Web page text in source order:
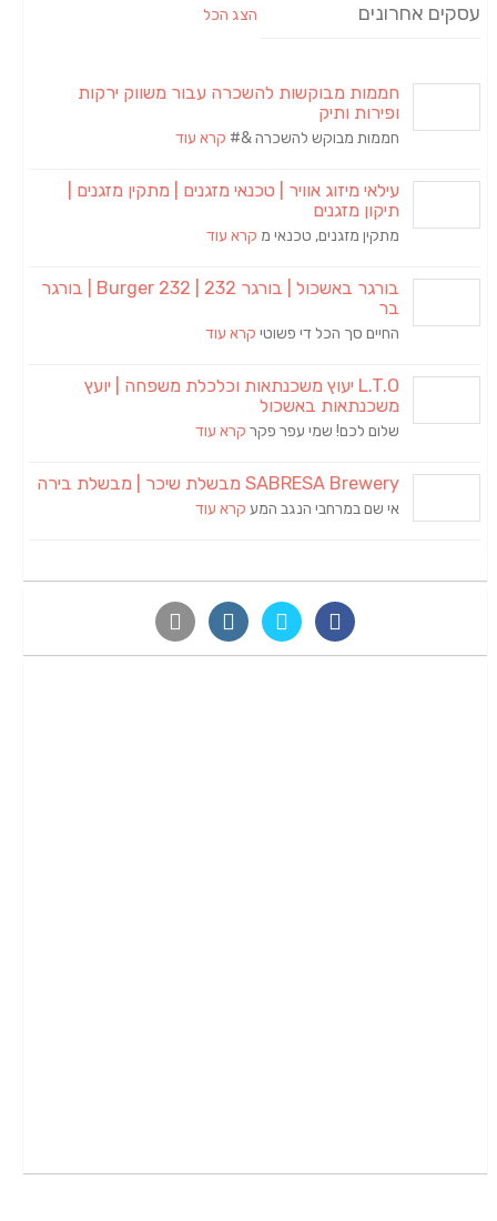
עסקים אחרונים הצג הכל
חממות מבוקשות להשכרה עבור משווק ירקות
ופירות ותיק
חממות מבוקש להשכרה &# קרא עוד
עילאי מיזוג אוויר | טכנאי מזגנים | מתקין מזגנים |
תיקון מזגנים
מתקין מזגנים, טכנאי מ קרא עוד
בורגר באשכול | בורגר 232 | Burger 232 | בורגר
בר
החיים סך הכל די פשוטי קרא עוד
L.T.O יעוץ משכנתאות וכלכלת משפחה | יועץ
משכנתאות באשכול
שלום לכם! שמי עפר פקר קרא עוד
SABRESA Brewery מבשלת שיכר | מבשלת בירה
אי שם במרחבי הנגב המע קרא עוד